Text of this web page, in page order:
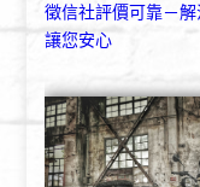
徵信社評價可靠－
讓您安心